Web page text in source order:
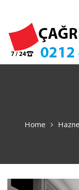
content
Home